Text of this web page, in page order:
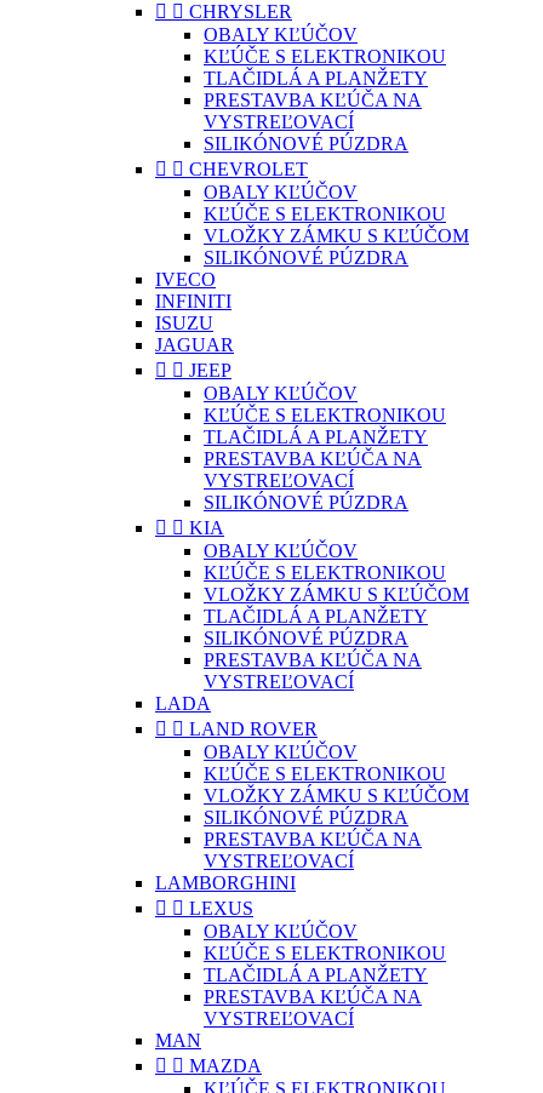
  CHRYSLER
OBALY KĽÚČOV
KĽÚČE S ELEKTRONIKOU
TLAČIDLÁ A PLANŽETY
PRESTAVBA KĽÚČA NA
VYSTREĽOVACÍ
SILIKÓNOVÉ PÚZDRA
  CHEVROLET
OBALY KĽÚČOV
KĽÚČE S ELEKTRONIKOU
VLOŽKY ZÁMKU S KĽÚČOM
SILIKÓNOVÉ PÚZDRA
IVECO
INFINITI
ISUZU
JAGUAR
  JEEP
OBALY KĽÚČOV
KĽÚČE S ELEKTRONIKOU
TLAČIDLÁ A PLANŽETY
PRESTAVBA KĽÚČA NA
VYSTREĽOVACÍ
SILIKÓNOVÉ PÚZDRA
  KIA
OBALY KĽÚČOV
KĽÚČE S ELEKTRONIKOU
VLOŽKY ZÁMKU S KĽÚČOM
TLAČIDLÁ A PLANŽETY
SILIKÓNOVÉ PÚZDRA
PRESTAVBA KĽÚČA NA
VYSTREĽOVACÍ
LADA
  LAND ROVER
OBALY KĽÚČOV
KĽÚČE S ELEKTRONIKOU
VLOŽKY ZÁMKU S KĽÚČOM
SILIKÓNOVÉ PÚZDRA
PRESTAVBA KĽÚČA NA
VYSTREĽOVACÍ
LAMBORGHINI
  LEXUS
OBALY KĽÚČOV
KĽÚČE S ELEKTRONIKOU
TLAČIDLÁ A PLANŽETY
PRESTAVBA KĽÚČA NA
VYSTREĽOVACÍ
MAN
  MAZDA
KĽÚČE S ELEKTRONIKOU